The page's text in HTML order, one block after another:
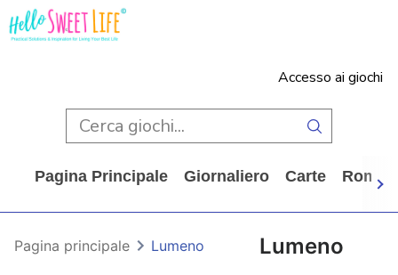
Accesso ai giochi
Pagina Principale Giornaliero Carte
Lumeno
Pagina principale Lumeno